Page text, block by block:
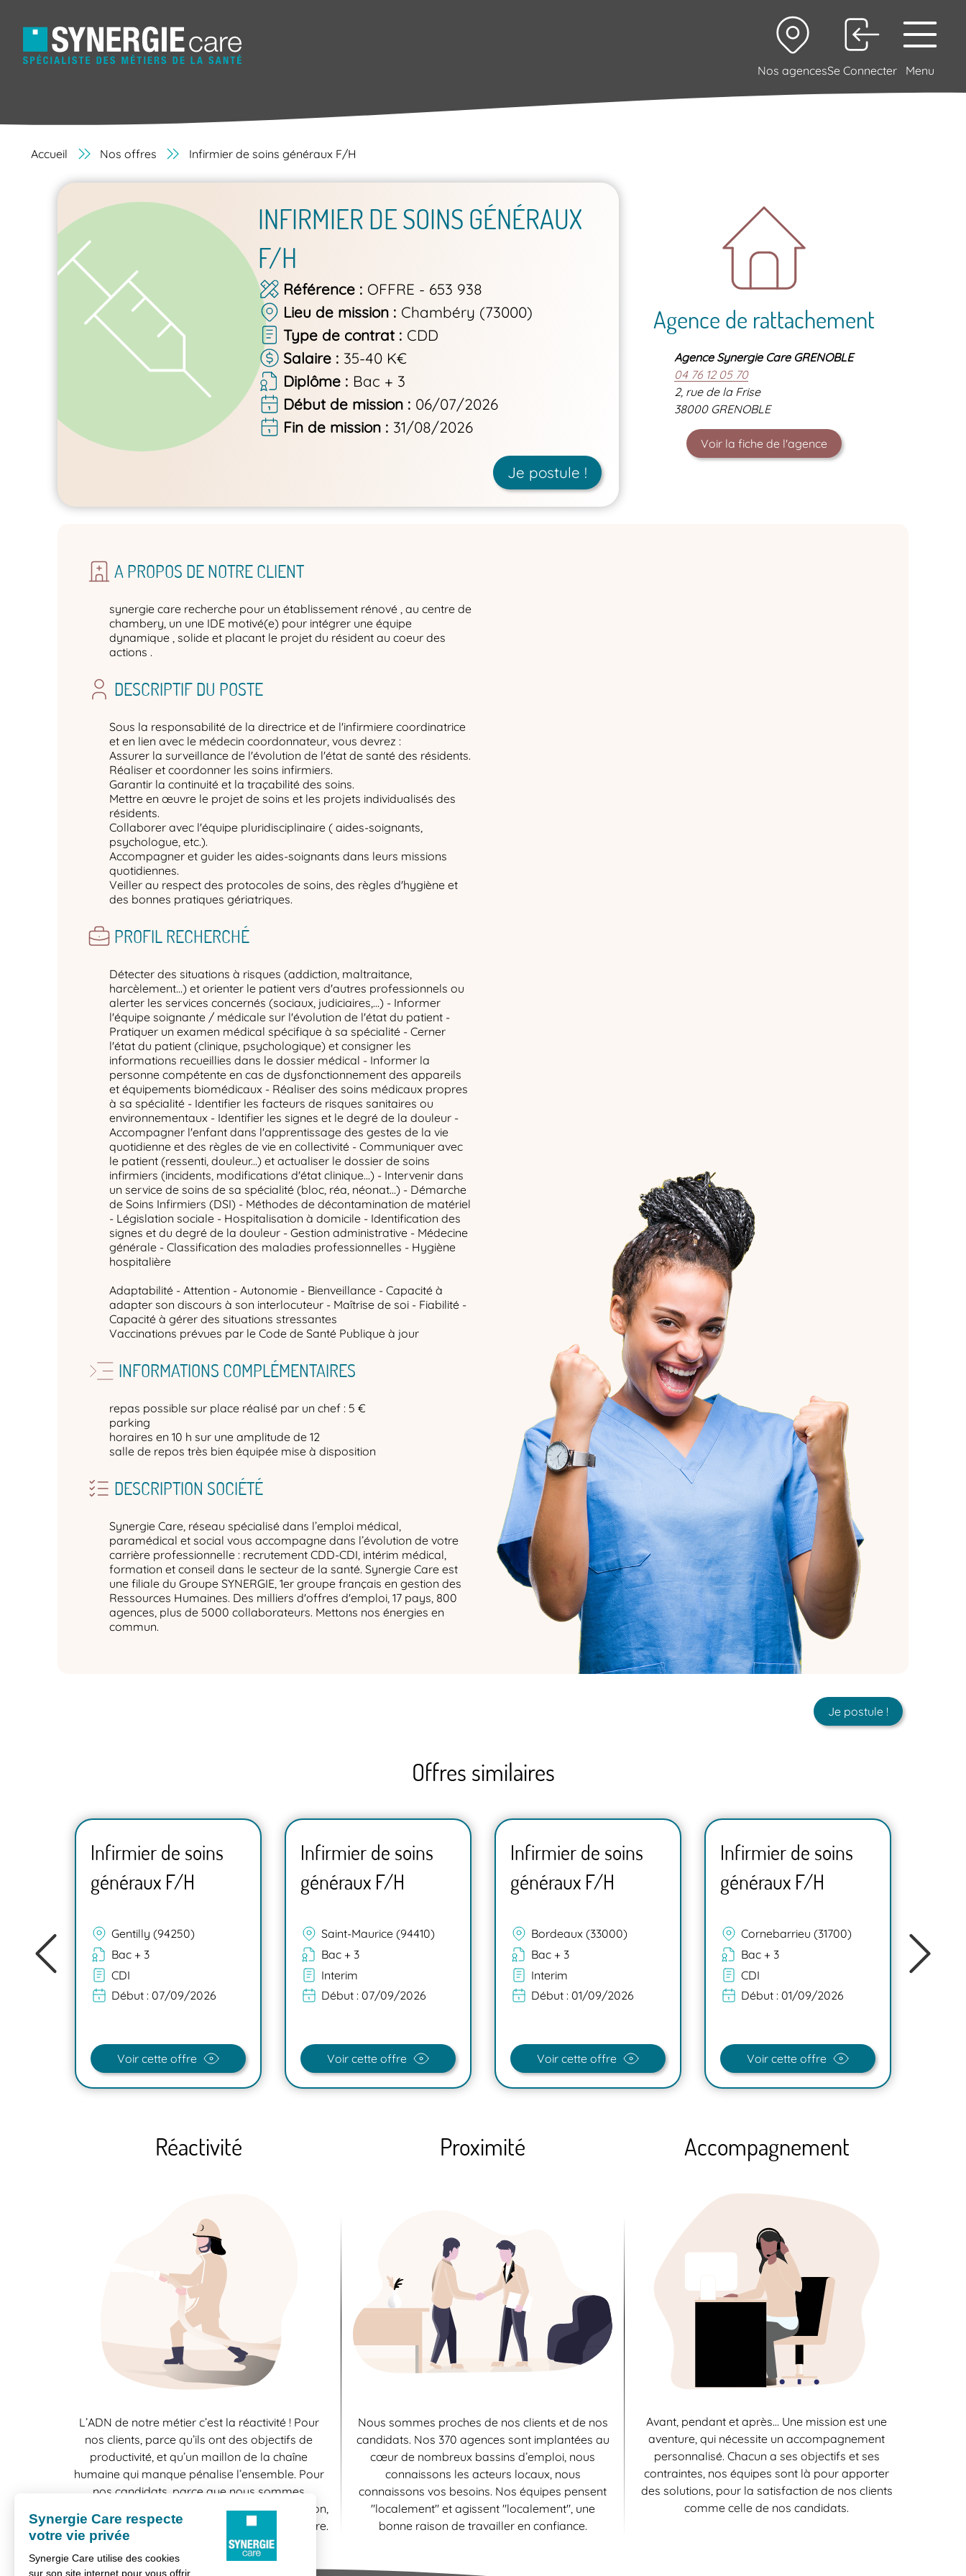
Nos agencesSe Connecter Menu
Accueil Nos offres Infirmier de soins généraux F/H
INFIRMIER DE SOINS GÉNÉRAUX
F/H
Référence
OFFRE - 653 938
Lieu de mission
Chambéry (73000)
Type de contrat
CDD
Salaire
35-40 K€
Diplôme
Bac + 3
Début de mission
06/07/2026
Fin de mission
31/08/2026
Je postule !
Agence de rattachement
Agence Synergie Care GRENOBLE
04 76 12 05 70
2, rue de la Frise
38000 GRENOBLE
Voir la fiche de l'agence
A PROPOS DE NOTRE CLIENT
synergie care recherche pour un établissement rénové , au centre de
chambery, un une IDE motivé(e) pour intégrer une équipe
dynamique , solide et placant le projet du résident au coeur des
actions .
DESCRIPTIF DU POSTE
Sous la responsabilité de la directrice et de l'infirmiere coordinatrice
et en lien avec le médecin coordonnateur, vous devrez :
Assurer la surveillance de l'évolution de l'état de santé des résidents.
Réaliser et coordonner les soins infirmiers.
Garantir la continuité et la traçabilité des soins.
Mettre en œuvre le projet de soins et les projets individualisés des
résidents.
Collaborer avec l'équipe pluridisciplinaire ( aides-soignants,
psychologue, etc.).
Accompagner et guider les aides-soignants dans leurs missions
quotidiennes.
Veiller au respect des protocoles de soins, des règles d'hygiène et
des bonnes pratiques gériatriques.
PROFIL RECHERCHÉ
Détecter des situations à risques (addiction, maltraitance,
harcèlement…) et orienter le patient vers d'autres professionnels ou
alerter les services concernés (sociaux, judiciaires,...) - Informer
l'équipe soignante / médicale sur l'évolution de l'état du patient -
Pratiquer un examen médical spécifique à sa spécialité - Cerner
l'état du patient (clinique, psychologique) et consigner les
informations recueillies dans le dossier médical - Informer la
personne compétente en cas de dysfonctionnement des appareils
et équipements biomédicaux - Réaliser des soins médicaux propres
à sa spécialité - Identifier les facteurs de risques sanitaires ou
environnementaux - Identifier les signes et le degré de la douleur -
Accompagner l'enfant dans l'apprentissage des gestes de la vie
quotidienne et des règles de vie en collectivité - Communiquer avec
le patient (ressenti, douleur...) et actualiser le dossier de soins
infirmiers (incidents, modifications d'état clinique...) - Intervenir dans
un service de soins de sa spécialité (bloc, réa, néonat…) - Démarche
de Soins Infirmiers (DSI) - Méthodes de décontamination de matériel
- Législation sociale - Hospitalisation à domicile - Identification des
signes et du degré de la douleur - Gestion administrative - Médecine
générale - Classification des maladies professionnelles - Hygiène
hospitalière
Adaptabilité - Attention - Autonomie - Bienveillance - Capacité à
adapter son discours à son interlocuteur - Maîtrise de soi - Fiabilité -
Capacité à gérer des situations stressantes
Vaccinations prévues par le Code de Santé Publique à jour
INFORMATIONS COMPLÉMENTAIRES
repas possible sur place réalisé par un chef : 5 €
parking
horaires en 10 h sur une amplitude de 12
salle de repos très bien équipée mise à disposition
DESCRIPTION SOCIÉTÉ
Synergie Care, réseau spécialisé dans l’emploi médical,
paramédical et social vous accompagne dans l’évolution de votre
carrière professionnelle : recrutement CDD-CDI, intérim médical,
formation et conseil dans le secteur de la santé. Synergie Care est
une filiale du Groupe SYNERGIE, 1er groupe français en gestion des
Ressources Humaines. Des milliers d'offres d'emploi, 17 pays, 800
agences, plus de 5000 collaborateurs. Mettons nos énergies en
commun.
Je postule !
Offres similaires
Infirmier de soins
généraux F/H
Gentilly (94250)
Bac + 3
CDI
Début : 07/09/2026
Voir cette offre
Infirmier de soins
généraux F/H
Saint-Maurice (94410)
Bac + 3
Interim
Début : 07/09/2026
Voir cette offre
Infirmier de soins
généraux F/H
Bordeaux (33000)
Bac + 3
Interim
Début : 01/09/2026
Voir cette offre
Infirmier de soins
généraux F/H
Cornebarrieu (31700)
Bac + 3
CDI
Début : 01/09/2026
Voir cette offre
Réactivité
L’ADN de notre métier c’est la réactivité ! Pour
nos clients, parce qu’ils ont des objectifs de
productivité, et qu’un maillon de la chaîne
humaine qui manque pénalise l’ensemble. Pour
nos candidats, parce que nous sommes
conscients la vie se construit mission par mission,
et que toutes les chances sont bonnes à prendre.
Proximité
Nous sommes proches de nos clients et de nos
candidats. Nos 370 agences sont implantées au
cœur de nombreux bassins d’emploi, nous
connaissons les acteurs locaux, nous
connaissons vos besoins. Nos équipes pensent
"localement" et agissent "localement", une
bonne raison de travailler en confiance.
Accompagnement
Avant, pendant et après… Une mission est une
aventure, qui nécessite un accompagnement
personnalisé. Chacun a ses objectifs et ses
contraintes, nos équipes sont là pour apporter
des solutions, pour la satisfaction de nos clients
comme celle de nos candidats.